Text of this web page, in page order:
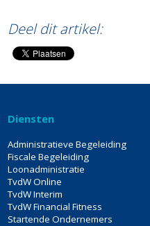
Deel dit artikel:
Diensten
Administratieve Begeleiding
Fiscale Begeleiding
Loonadministratie
TvdW Online
TvdW Interim
TvdW Financial Fitness
Startende Ondernemers